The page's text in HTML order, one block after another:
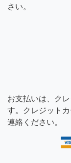
さい。
お支払いは、ク
す。クレジット
連絡ください。